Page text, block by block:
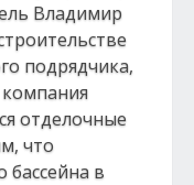
Владимир
подрядчика,
отделочные
что
бассейна в